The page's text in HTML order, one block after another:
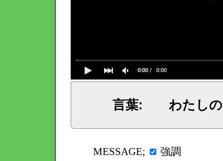
言葉: わたしの
MESSAGE; 強調